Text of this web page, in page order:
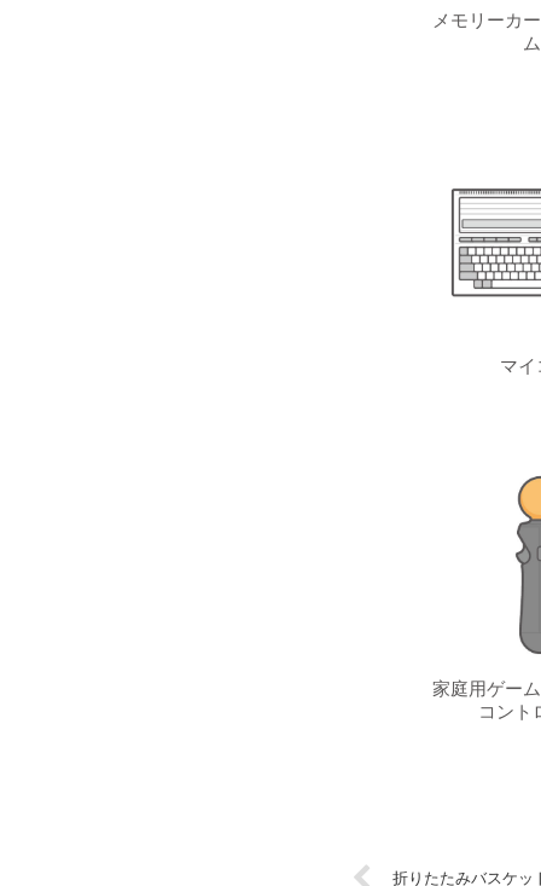
メモリーカ
マイ
家庭用ゲー
コント
折りたたみバスケッ